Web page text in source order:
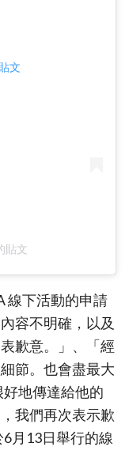
文
貼文
線下活動的申請
容不明確，以及
歉意。」、「經
節。也會盡最大
地傳達給他的
我們再次表示歉
月13日舉行的線